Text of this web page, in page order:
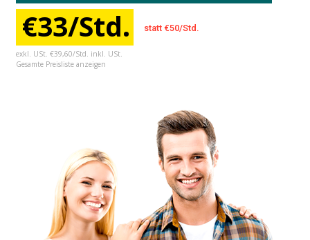
statt €50/Std.
€33/Std.
exkl. USt. €39,60/Std. inkl. USt.
Gesamte Preisliste anzeigen